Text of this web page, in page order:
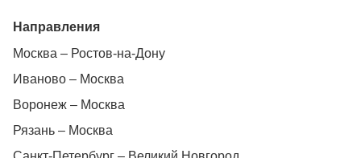
Направления
Москва – Ростов-на-Дону
Иваново – Москва
Воронеж – Москва
Рязань – Москва